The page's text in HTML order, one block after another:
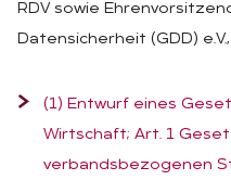
RDV sowie
Datensicherheit (GDD)
(1) Entwurf eines
Wirtschaft; Art. 1
verbandsbezogenen